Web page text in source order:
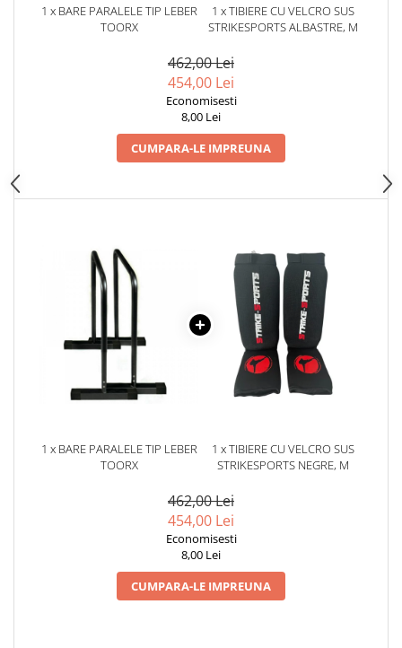
Nutritie
Suplimente pt Masa Musculara
Vitamine/Minerale
1 x BARE PARALELE TIP LEBER
TOORX
1 x TIBIERE CU VELCRO SUS
STRIKESPORTS ALBASTRE, M
462,00 Lei
454,00 Lei
Economisesti
8,00 Lei
CUMPARA-LE IMPREUNA
1 x BARE PARALELE TIP LEBER
TOORX
1 x TIBIERE CU VELCRO SUS
STRIKESPORTS NEGRE, M
462,00 Lei
454,00 Lei
Economisesti
8,00 Lei
CUMPARA-LE IMPREUNA